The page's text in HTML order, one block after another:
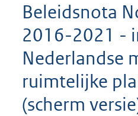
Beleidsnota
2016-2021 -
Nederlandse
ruimtelijke
(scherm